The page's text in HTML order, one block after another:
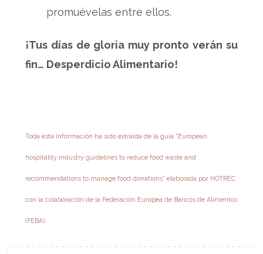
promuévelas entre ellos.
¡Tus días de gloria muy pronto verán su
fin… Desperdicio Alimentario!
Toda esta información ha sido extraída de la guía “European
hospitality industry guidelines to reduce food waste and
recommendations to manage food donations” elaborada por HOTREC
con la colaboración de la Federación Europea de Bancos de Alimentos
(FEBA).